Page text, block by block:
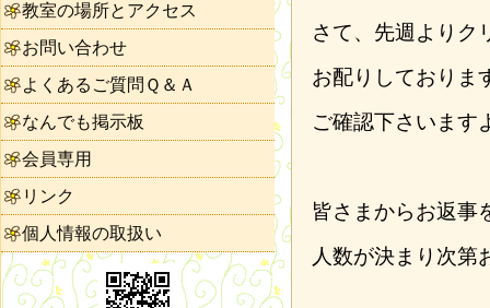
さて、先週よりク
お配りしておりま
ご確認下さいます
皆さまからお返事
人数が決まり次第
教室の場所とアクセス
お問い合わせ
よくあるご質問Ｑ＆Ａ
なんでも掲示板
会員専用
リンク
個人情報の取扱い